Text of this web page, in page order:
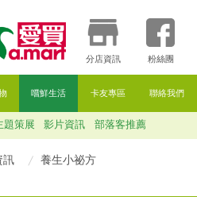
分店資訊 粉絲團
嚐鮮生活 卡友專區 聯絡我們
題策展 影片資訊 部落客推薦
訊
養生小祕方